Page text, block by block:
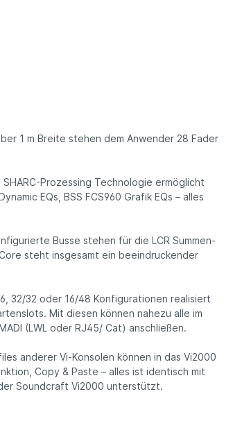
1 m Breite stehen dem Anwender 28 Fader
Prozessing Technologie ermöglicht
EQs, BSS FCS960 Grafik EQs – alles
Busse stehen für die LCR Summen-
steht insgesamt ein beeindruckender
32/32 oder 16/48 Konfigurationen realisiert
Mit diesen können nahezu alle im
(LWL oder RJ45/ Cat) anschließen.
anderer Vi-Konsolen können in das Vi2000
Copy & Paste – alles ist identisch mit
Soundcraft Vi2000 unterstützt.